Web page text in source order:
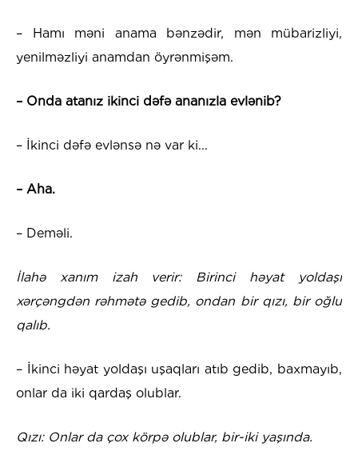
– Hamı məni anama bənzədir, mən mübarizliyi,
yenilməzliyi anamdan öyrənmişəm.
– Onda atanız ikinci dəfə ananızla evlənib?
– İkinci dəfə evlənsə nə var ki...
– Aha.
– Deməli.
İlahə xanım izah verir: Birinci həyat yoldaşı
xərçəngdən rəhmətə gedib, ondan bir qızı, bir oğlu
qalıb.
– İkinci həyat yoldaşı uşaqları atıb gedib, baxmayıb,
onlar da iki qardaş olublar.
Qızı: Onlar da çox körpə olublar, bir-iki yaşında.